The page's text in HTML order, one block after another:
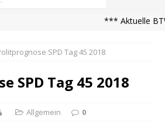
*** Aktuelle
SPD Tag 45 2018
SPD Tag 45 2018
Allgemein 0